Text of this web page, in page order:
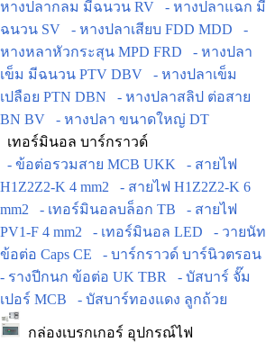
หางปลากลม มีฉนวน RV
- หางปลาแฉก มี
ฉนวน SV
- หางปลาเสียบ FDD MDD
-
หางหลาหัวกระสุน MPD FRD
- หางปลา
เข็ม มีฉนวน PTV DBV
- หางปลาเข็ม
เปลือย PTN DBN
- หางปลาสลิป ต่อสาย
BN BV
- หางปลา ขนาดใหญ่ DT
เทอร์มินอล บาร์กราวด์
- ข้อต่อรวมสาย MCB UKK
- สายไฟ
H1Z2Z2-K 4 mm2
- สายไฟ H1Z2Z2-K 6
mm2
- เทอร์มินอลบล็อก TB
- สายไฟ
PV1-F 4 mm2
- เทอร์มินอล LED
- วายนัท
ข้อต่อ Caps CE
- บาร์กราวด์ บาร์นิวตรอน
- รางปีกนก ข้อต่อ UK TBR
- บัสบาร์ จั๊ม
เปอร์ MCB
- บัสบาร์ทองแดง ลูกถ้วย
กล่องเบรกเกอร์ อุปกรณ์ไฟ